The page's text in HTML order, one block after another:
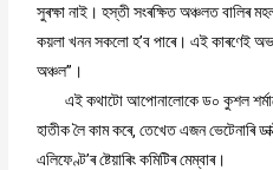
সুৰক্ষা নাই। হস্তী সংৰক্ষিত অঞ্চলত বালিৰ
কয়লা খনন সকলো হ’ব পাৰে। এই কাৰণেই
অঞ্চল”।
এই কথাটো আপোনালোকে ড০ কুশল শৰ্মাকো
হাতীক লৈ কাম কৰে, তেখেত এজন ভেটেনাৰি
এলিফেণ্ট’ৰ ষ্টেয়াৰিং কমিটিৰ মেম্বাৰ।